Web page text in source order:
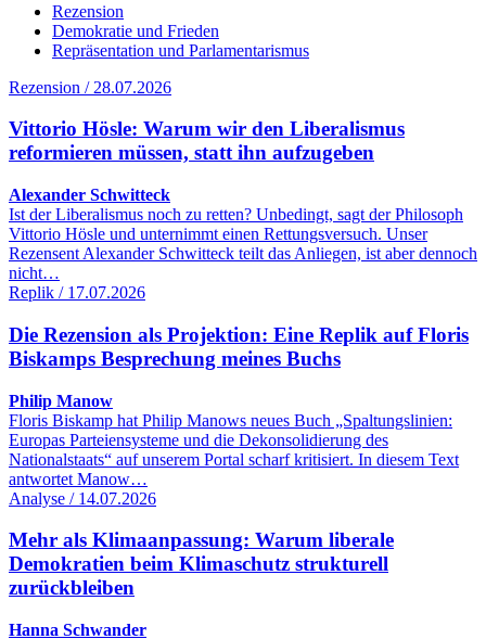
Rezension
Demokratie und Frieden
Repräsentation und Parlamentarismus
Rezension / 28.07.2026
Vittorio Hösle: Warum wir den Liberalismus
reformieren müssen, statt ihn aufzugeben
Alexander Schwitteck
Ist der Liberalismus noch zu retten? Unbedingt, sagt der Philosoph
Vittorio Hösle und unternimmt einen Rettungsversuch. Unser
Rezensent Alexander Schwitteck teilt das Anliegen, ist aber dennoch
nicht…
Replik / 17.07.2026
Die Rezension als Projektion: Eine Replik auf Floris
Biskamps Besprechung meines Buchs
Philip Manow
Floris Biskamp hat Philip Manows neues Buch „Spaltungslinien:
Europas Parteiensysteme und die Dekonsolidierung des
Nationalstaats“ auf unserem Portal scharf kritisiert. In diesem Text
antwortet Manow…
Analyse / 14.07.2026
Mehr als Klimaanpassung: Warum liberale
Demokratien beim Klimaschutz strukturell
zurückbleiben
Hanna Schwander